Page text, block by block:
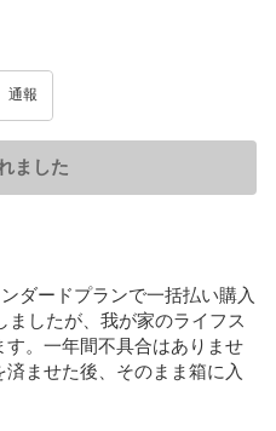
通報
ました
ダードプランで一括払い購入
ましたが、我が家のライフス
。一年間不具合はありませ
ませた後、そのまま箱に入